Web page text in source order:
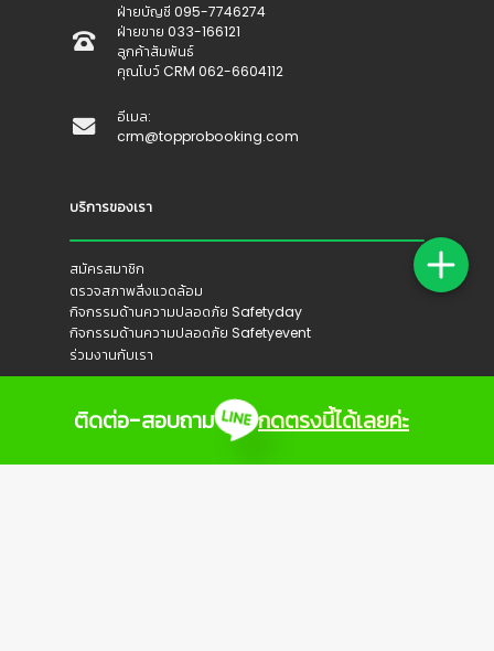
ฝ่ายบัญชี 095-7746274
ฝ่ายขาย 033-166121
ลูกค้าสัมพันธ์
คุณโบว์ CRM 062-6604112
อีเมล:
crm@topprobooking.com
บริการของเรา
สมัครสมาชิก
ตรวจสภาพสิ่งแวดล้อม
กิจกรรมด้านความปลอดภัย Safetyday
กิจกรรมด้านความปลอดภัย Safetyevent
ร่วมงานกับเรา
ติดตามเรา
ติดต่อ-สอบถาม กดตรงนี้ได้เลยค่ะ